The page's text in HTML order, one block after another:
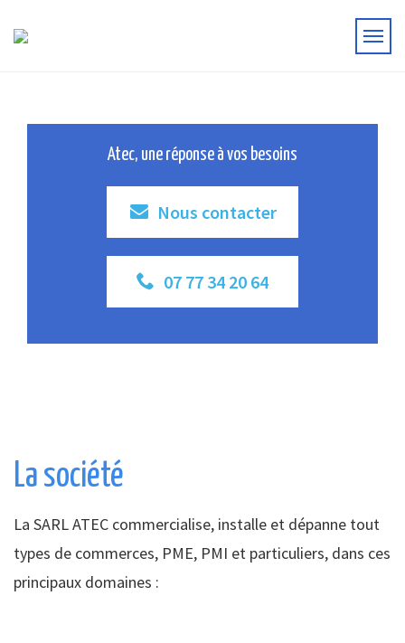
Atec, une réponse à vos besoins
Nous contacter
07 77 34 20 64
La société
La SARL ATEC commercialise, installe et dépanne tout
types de commerces, PME, PMI et particuliers, dans ces
principaux domaines :